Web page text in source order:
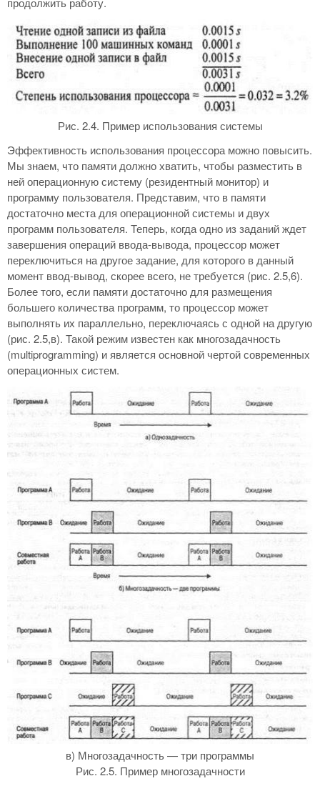
Рис. 2.4. Пример использования системы
Эффективность использования процессора можно повысить.
Мы знаем, что памяти должно хватить, чтобы разместить в
ней операционную систему (резидентный монитор) и
программу пользователя. Представим, что в памяти
достаточно места для операционной системы и двух
программ пользователя. Теперь, когда одно из заданий ждет
завершения операций ввода-вывода, процессор может
переключиться на другое задание, для которого в данный
момент ввод-вывод, скорее всего, не требуется (рис. 2.5,6).
Более того, если памяти достаточно для размещения
большего количества программ, то процессор может
выполнять их параллельно, переключаясь с одной на другую
(рис. 2.5,в). Такой режим известен как многозадачность
(multiprogramming) и является основной чертой современных
операционных систем.
в) Многозадачность — три программы
Рис. 2.5. Пример многозадачности